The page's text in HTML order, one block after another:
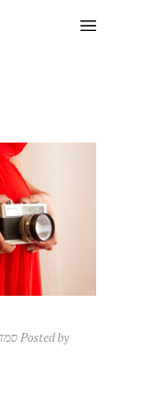
Posted by סמדר on 15 יונ 2014 /